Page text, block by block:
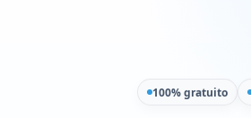
100% gratuito